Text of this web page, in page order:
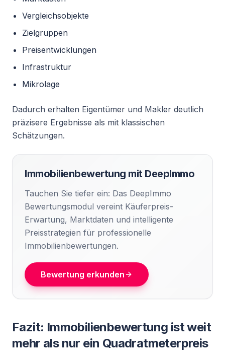
Vergleichsobjekte
Zielgruppen
Preisentwicklungen
Infrastruktur
Mikrolage
Dadurch erhalten Eigentümer und Makler deutlich
präzisere Ergebnisse als mit klassischen
Schätzungen.
Immobilienbewertung mit DeepImmo
Tauchen Sie tiefer ein: Das DeepImmo
Bewertungsmodul vereint Käuferpreis-
Erwartung, Marktdaten und intelligente
Preisstrategien für professionelle
Immobilienbewertungen.
Bewertung erkunden
Fazit: Immobilienbewertung ist weit
mehr als nur ein Quadratmeterpreis